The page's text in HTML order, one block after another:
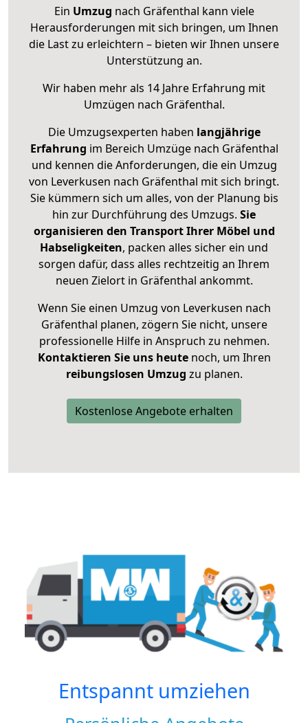
Ein Umzug nach Gräfenthal kann viele
Herausforderungen mit sich bringen, um Ihnen
die Last zu erleichtern – bieten wir Ihnen unsere
Unterstützung an.
Wir haben mehr als 14 Jahre Erfahrung mit
Umzügen nach Gräfenthal.
Die Umzugsexperten haben langjährige
Erfahrung im Bereich Umzüge nach Gräfenthal
und kennen die Anforderungen, die ein Umzug
von Leverkusen nach Gräfenthal mit sich bringt.
Sie kümmern sich um alles, von der Planung bis
hin zur Durchführung des Umzugs. Sie
organisieren den Transport Ihrer Möbel und
Habseligkeiten, packen alles sicher ein und
sorgen dafür, dass alles rechtzeitig an Ihrem
neuen Zielort in Gräfenthal ankommt.
Wenn Sie einen Umzug von Leverkusen nach
Gräfenthal planen, zögern Sie nicht, unsere
professionelle Hilfe in Anspruch zu nehmen.
Kontaktieren Sie uns heutenoch, um Ihren
reibungslosen Umzug zu planen.
Kostenlose Angebote erhalten
Entspannt umziehen